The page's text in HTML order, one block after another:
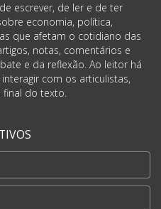
escrever, de ler e de ter
economia, política,
que afetam o cotidiano das
notas, comentários e
e da reflexão. Ao leitor há
com os articulistas,
final do texto.